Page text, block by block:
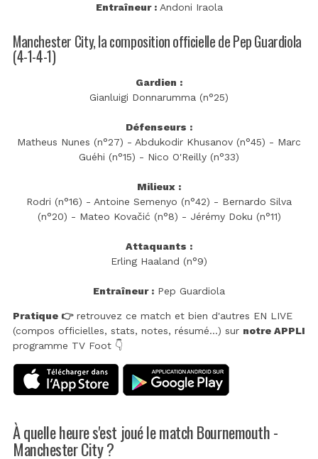
Entraîneur :Andoni Iraola
Manchester City, la composition officielle de Pep Guardiola
(4-1-4-1)
Gardien :
Gianluigi Donnarumma (n°25)
Défenseurs :
Matheus Nunes (n°27) - Abdukodir Khusanov (n°45) - Marc
Guéhi (n°15) - Nico O'Reilly (n°33)
Milieux :
Rodri (n°16) - Antoine Semenyo (n°42) - Bernardo Silva
(n°20) - Mateo Kovačić (n°8) - Jérémy Doku (n°11)
Attaquants :
Erling Haaland (n°9)
Entraîneur : Pep Guardiola
Pratique 👉retrouvez ce match et bien d'autres EN LIVE
(compos officielles, stats, notes, résumé...) sur notre APPLI
programme TV Foot 👇
À quelle heure s'est joué le match Bournemouth -
Manchester City ?